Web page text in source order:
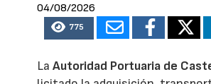
04/08/2026
775
LaAutoridad Portuaria de